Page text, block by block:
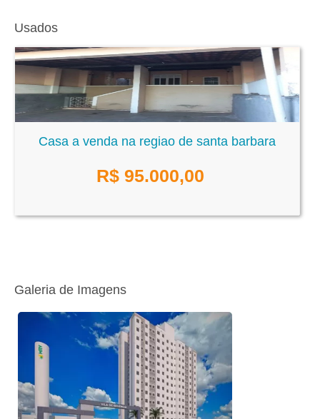
Usados
Casa a venda na regiao de santa barbara
R$ 95.000,00
Galeria de Imagens